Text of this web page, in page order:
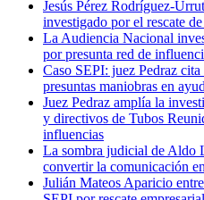
Jesús Pérez Rodríguez-
investigado por el rescate
La Audiencia Nacional
por presunta red de
Caso SEPI: juez Pedraz
presuntas maniobras en
Juez Pedraz amplía la
y directivos de Tubos
influencias
La sombra judicial de Aldo
convertir la comunicación
Julián Mateos Aparicio